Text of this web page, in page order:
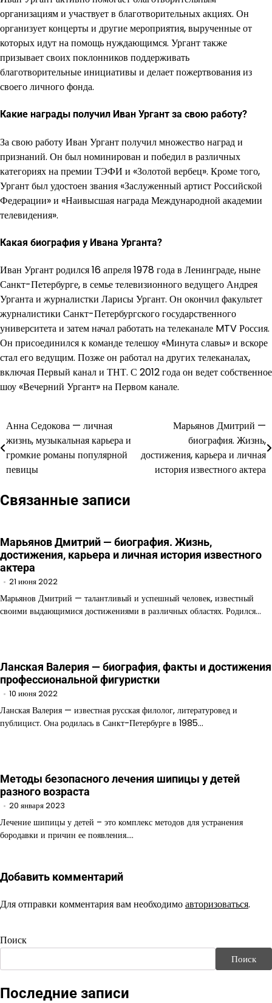
организациям и участвует в благотворительных акциях. Он
организует концерты и другие мероприятия, вырученные от
которых идут на помощь нуждающимся. Ургант также
призывает своих поклонников поддерживать
благотворительные инициативы и делает пожертвования из
своего личного фонда.
Какие награды получил Иван Ургант за свою работу?
За свою работу Иван Ургант получил множество наград и
признаний. Он был номинирован и победил в различных
категориях на премии ТЭФИ и «Золотой вербец». Кроме того,
Ургант был удостоен звания «Заслуженный артист Российской
Федерации» и «Наивысшая награда Международной академии
телевидения».
Какая биография у Ивана Урганта?
Иван Ургант родился 16 апреля 1978 года в Ленинграде, ныне
Санкт-Петербурге, в семье телевизионного ведущего Андрея
Урганта и журналистки Ларисы Ургант. Он окончил факультет
журналистики Санкт-Петербургского государственного
университета и затем начал работать на телеканале MTV Россия.
Он присоединился к команде телешоу «Минута славы» и вскоре
стал его ведущим. Позже он работал на других телеканалах,
включая Первый канал и ТНТ. С 2012 года он ведет собственное
шоу «Вечерний Ургант» на Первом канале.
Навигация
по
записям
Анна Седокова — личная
жизнь, музыкальная карьера и
громкие романы популярной
певицы
Марьянов Дмитрий —
биография. Жизнь,
достижения, карьера и личная
история известного актера
Связанные записи
Марьянов Дмитрий — биография. Жизнь,
достижения, карьера и личная история известного
актера
21 июня 2022
Марьянов Дмитрий — талантливый и успешный человек, известный
своими выдающимися достижениями в различных областях. Родился…
Ланская Валерия — биография, факты и достижения
профессиональной фигуристки
10 июня 2022
Ланская Валерия — известная русская филолог, литературовед и
публицист. Она родилась в Санкт-Петербурге в 1985…
Методы безопасного лечения шипицы у детей
разного возраста
20 января 2023
Лечение шипицы у детей – это комплекс методов для устранения
бородавки и причин ее появления.…
Добавить комментарий
Для отправки комментария вам необходимоавторизоваться.
Поиск
Поиск
Последние записи